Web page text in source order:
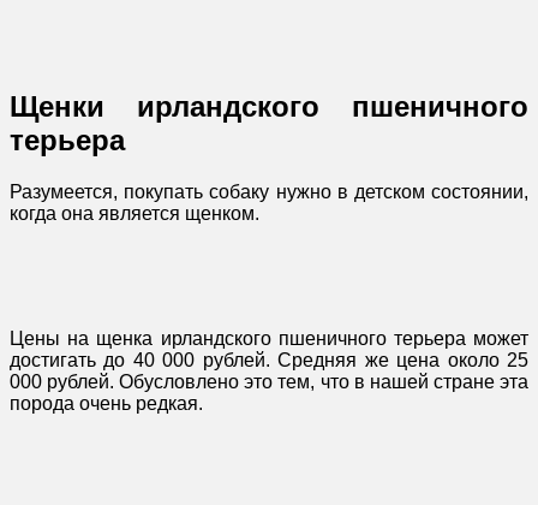
Щенки ирландского пшеничного
терьера
Разумеется, покупать собаку нужно в детском состоянии,
когда она является щенком.
Цены на щенка ирландского пшеничного терьера может
достигать до 40 000 рублей. Средняя же цена около 25
000 рублей. Обусловлено это тем, что в нашей стране эта
порода очень редкая.